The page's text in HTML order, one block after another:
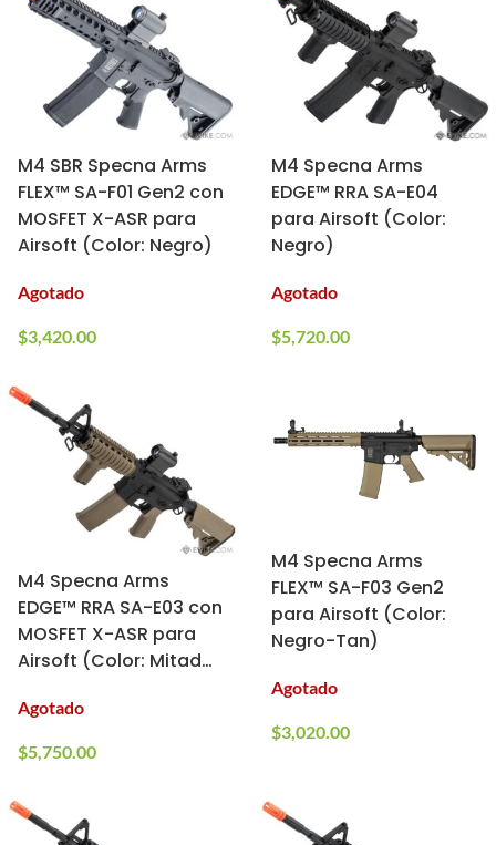
M4 SBR Specna Arms
FLEX™ SA-F01 Gen2 con
MOSFET X-ASR para
Airsoft (Color: Negro)
Agotado
$3,420.00
M4 Specna Arms
EDGE™ RRA SA-E04
para Airsoft (Color:
Negro)
Agotado
$5,720.00
M4 Specna Arms
EDGE™ RRA SA-E03 con
MOSFET X-ASR para
Airsoft (Color: Mitad
Agotado
$5,750.00
M4 Specna Arms
FLEX™ SA-F03 Gen2
para Airsoft (Color:
Negro-Tan)
Agotado
$3,020.00